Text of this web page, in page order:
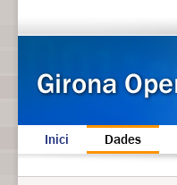
Inici Dades